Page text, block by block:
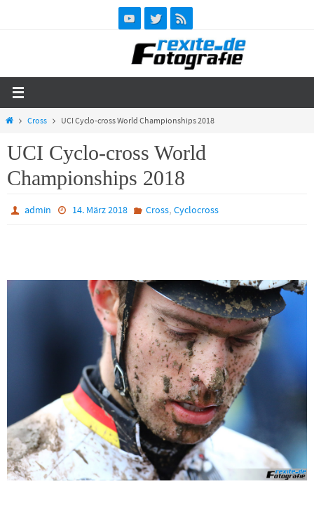
StartCross UCI Cyclo-cross World Championships 2018
UCI Cyclo-cross World
Championships 2018
admin 14. März 2018 Cross, Cyclocross